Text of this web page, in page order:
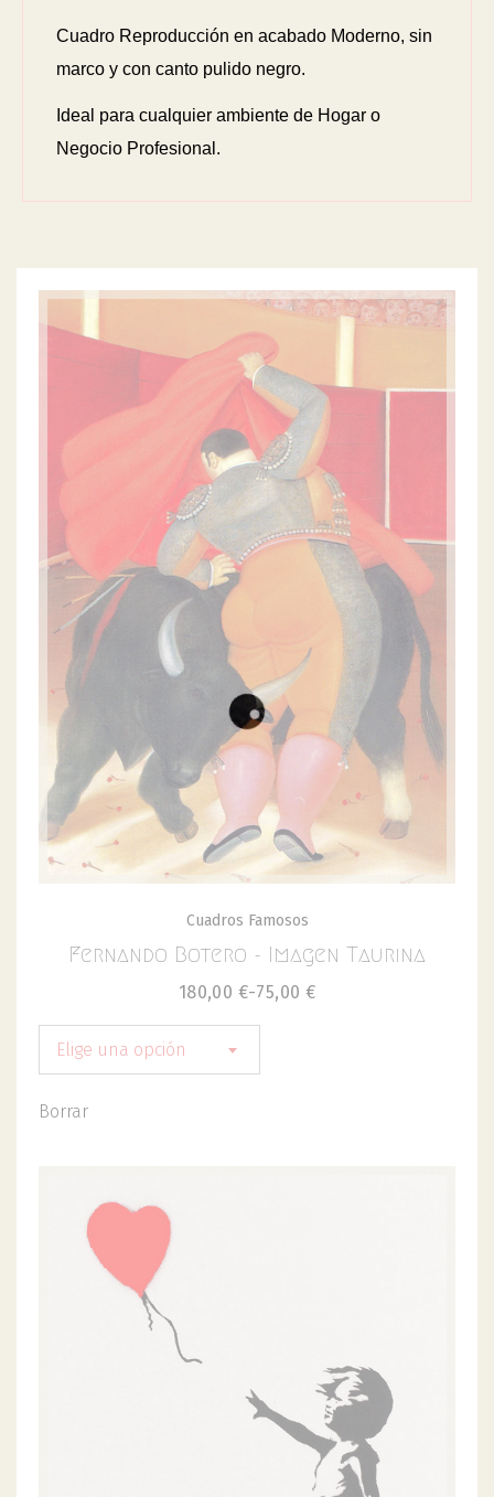
Cuadro Reproducción en acabado Moderno, sin
marco y con canto pulido negro.
Ideal para cualquier ambiente de Hogar o
Negocio Profesional.
Cuadros Famosos
Fernando Botero - Imagen Taurina
75,00 €
-
180,00 €
Elige una opción
Borrar